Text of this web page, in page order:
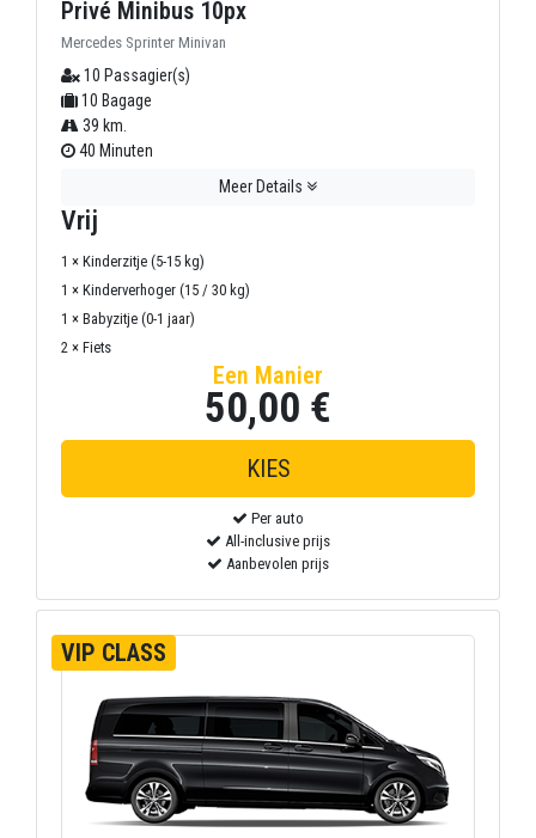
Privé Minibus 10px
Mercedes Sprinter Minivan
10 Passagier(s)
10 Bagage
39 km.
40 Minuten
Meer Details
Vrij
1 × Kinderzitje (5-15 kg)
1 × Kinderverhoger (15 / 30 kg)
1 × Babyzitje (0-1 jaar)
2 × Fiets
Een Manier
50,00 €
Per auto
All-inclusive prijs
Aanbevolen prijs
VIP CLASS